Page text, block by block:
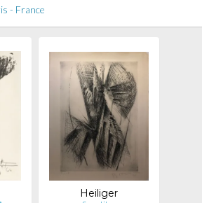
- France
Heiliger